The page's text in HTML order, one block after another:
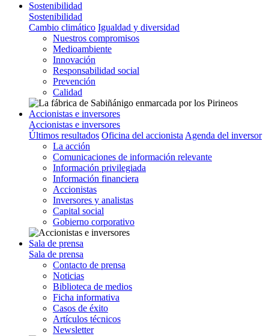
Sostenibilidad
Sostenibilidad
Cambio climático Igualdad y diversidad
Nuestros compromisos
Medioambiente
Innovación
Responsabilidad social
Prevención
Calidad
Accionistas e inversores
Accionistas e inversores
Últimos resultados Oficina del accionista Agenda del inversor
La acción
Comunicaciones de información relevante
Información privilegiada
Información financiera
Accionistas
Inversores y analistas
Capital social
Gobierno corporativo
Sala de prensa
Sala de prensa
Contacto de prensa
Noticias
Biblioteca de medios
Ficha informativa
Casos de éxito
Artículos técnicos
Newsletter